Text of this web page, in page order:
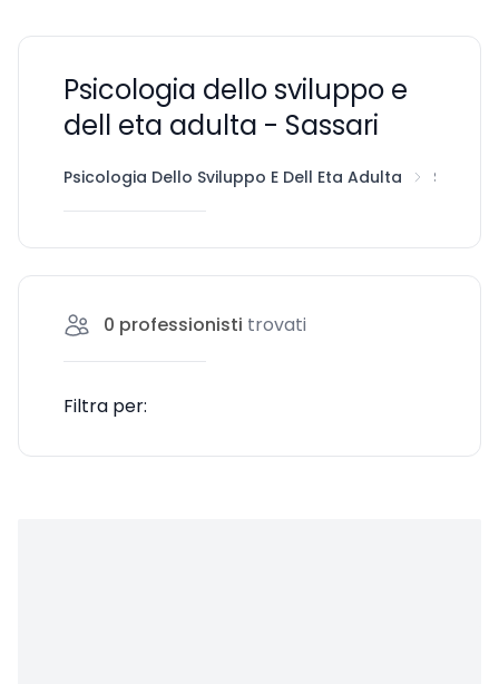
Psicologia dello sviluppo e
dell eta adulta - Sassari
Psicologia Dello Sviluppo E Dell Eta Adulta
0 professionisti trovati
Filtra per: